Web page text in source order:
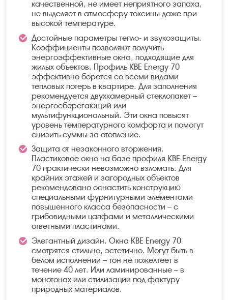
качественной, не имеет неприятного запаха,
не выделяет в атмосферу токсины даже при
высокой температуре.
Достойные параметры тепло- и звукозащиты.
Коэффициенты позволяют получить
энергоэффективные окна, подходящие для
жилых объектов. Профиль KBE Energy 70
эффективно борется со всеми видами
тепловых потерь в квартире. Для заполнения
рекомендуется двухкамерный стеклопакет –
энергосберегающий или
мультифункциональный. Эти окна повысят
уровень температурного комфорта и помогут
снизить суммы за отопление.
Защита от незаконного вторжения.
Пластиковое окно на базе профиля KBE Energy
70 практически невозможно взломать. Для
крайних этажей и загородных объектов
рекомендовано оснастить конструкцию
специальными фурнитурными элементами
повышенного класса безопасности – с
грибовидными цапфами и металлическими
ответными пластинами.
Элегантный дизайн. Окна KBE Energy 70
смотрятся стильно, эстетично. Могут быть в
белом исполнении – тон не пожелтеет в
течение 40 лет. Или ламинированные – в
монотонах или стилизации под фактуру
природных материалов.